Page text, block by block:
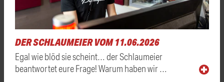
DER SCHLAUMEIER VOM 11.06.2026
Egal wie blöd sie scheint… der Schlaumeier
beantwortet eure Frage! Warum haben wir …